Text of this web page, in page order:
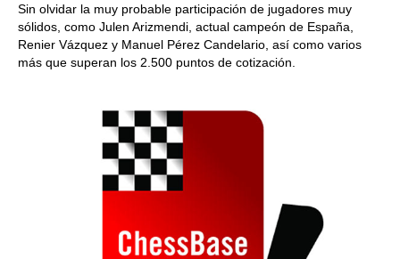
Sin olvidar la muy probable participación de jugadores muy
sólidos, como Julen Arizmendi, actual campeón de España,
Renier Vázquez y Manuel Pérez Candelario, así como varios
más que superan los 2.500 puntos de cotización.